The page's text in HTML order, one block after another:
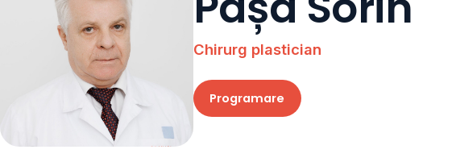
Chirurg plastician
Programare